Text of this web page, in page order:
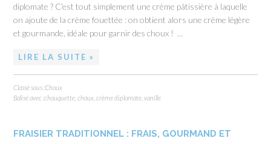
diplomate ? C’est tout simplement une crème pâtissière à laquelle
on ajoute de la crème fouettée : on obtient alors une crème légère
et gourmande, idéale pour garnir des choux ! …
LIRE LA SUITE »
Classé sous :Choux
Balisé avec :chouquette ,choux ,crème diplomate ,vanille
FRAISIER TRADITIONNEL : FRAIS, GOURMAND ET